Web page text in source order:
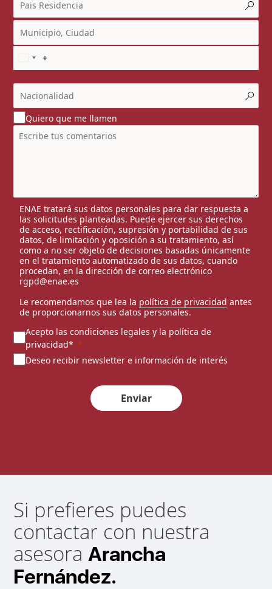
Quiero que me llamen
ENAE tratará sus datos personales para dar respuesta a
las solicitudes planteadas. Puede ejercer sus derechos
de acceso, rectificación, supresión y portabilidad de sus
datos, de limitación y oposición a su tratamiento, así
como a no ser objeto de decisiones basadas únicamente
en el tratamiento automatizado de sus datos, cuando
procedan, en la dirección de correo electrónico
rgpd@enae.es
Le recomendamos que lea la política de privacidad antes
de proporcionarnos sus datos personales.
Acepto las condiciones legales y la política de
privacidad*
Deseo recibir newsletter e información de interés
Enviar
Si prefieres puedes
contactar con nuestra
asesoraArancha
Fernández.